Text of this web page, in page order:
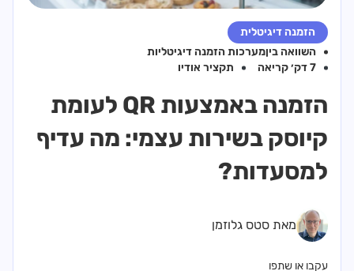
הזמנה דיגיטלית
השוואה ביןמערכות הזמנה דיגיטליות
7 דק׳ קריאה
תקציר אודיו
הזמנה באמצעות QR לעומת
קיוסק בשירות עצמי: מה עדיף
למסעדות?
מאת סטס גלוזמן
עקבו או שתפו